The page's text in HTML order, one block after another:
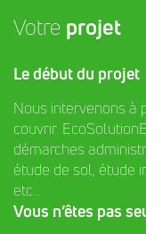
Votre projet
Le début du projet
Nous intervenons à
couvrir.
démarches
étude de sol, étude
etc...
Vous n’êtes pas